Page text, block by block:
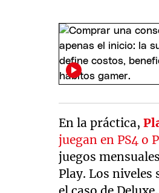
En la práctica,
juegan en PS4 o
juegos
Play. Los niveles